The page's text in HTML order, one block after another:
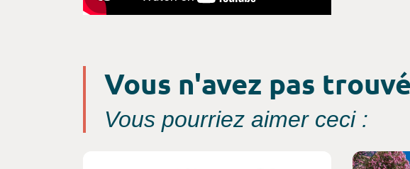
Vous n'avez pas
Vous pourriez aimer ceci :
Consultez